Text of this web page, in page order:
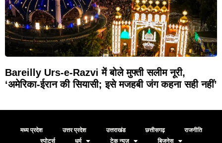
Bareilly Urs-e-Razvi में बोले मुफ्ती सलीम नूरी,
‘अमेरिका-ईरान की सियासी; इसे मजहबी जंग कहना सही नहीं’
मध्य प्रदेश उत्तर प्रदेश उत्तराखंड छत्तीसगढ़
राजनीति
स्पोर्ट्स
धर्म टेक न्यूज़ बिजनेस